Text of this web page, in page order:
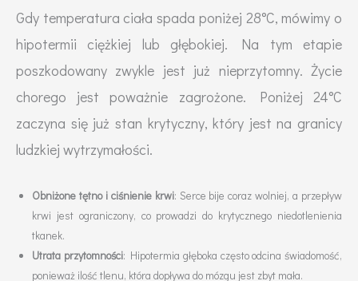
Gdy temperatura ciała spada poniżej 28°C, mówimy o
hipotermii ciężkiej lub głębokiej. Na tym etapie
poszkodowany zwykle jest już nieprzytomny. Życie
chorego jest poważnie zagrożone. Poniżej 24°C
zaczyna się już stan krytyczny, który jest na granicy
ludzkiej wytrzymałości.
Obniżone tętno i ciśnienie krwi: Serce bije coraz wolniej, a przepływ
krwi jest ograniczony, co prowadzi do krytycznego niedotlenienia
tkanek.
Utrata przytomności: Hipotermia głęboka często odcina świadomość,
ponieważ ilość tlenu, która dopływa do mózgu jest zbyt mała.